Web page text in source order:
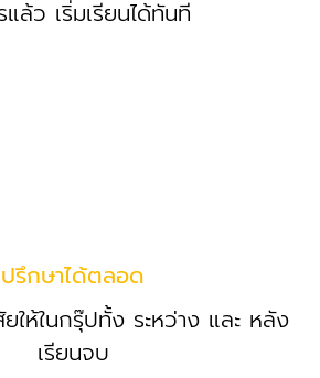
ล้ว เริ่มเรียนได้ทันที
ปรึกษาได้ตลอด
ห้ในกรุ๊ปทั้ง ระหว่าง และ หลัง
เรียนจบ